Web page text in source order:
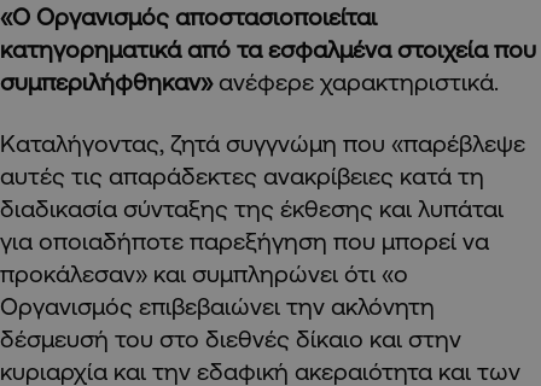
«Ο Οργανισμός αποστασιοποιείται
κατηγορηματικά από τα εσφαλμένα στοιχεία που
συμπεριλήφθηκαν»ανέφερε χαρακτηριστικά.
Καταλήγοντας, ζητά συγγνώμη που «παρέβλεψε
αυτές τις απαράδεκτες ανακρίβειες κατά τη
διαδικασία σύνταξης της έκθεσης και λυπάται
για οποιαδήποτε παρεξήγηση που μπορεί να
προκάλεσαν» και συμπληρώνει ότι «ο
Οργανισμός επιβεβαιώνει την ακλόνητη
δέσμευσή του στο διεθνές δίκαιο και στην
κυριαρχία και την εδαφική ακεραιότητα και των